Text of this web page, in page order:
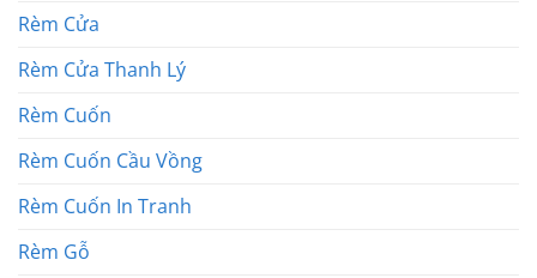
Rèm Cửa
Rèm Cửa Thanh Lý
Rèm Cuốn
Rèm Cuốn Cầu Vồng
Rèm Cuốn In Tranh
Rèm Gỗ